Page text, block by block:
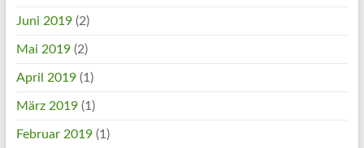
Juni 2019(2)
Mai 2019(2)
April 2019(1)
März 2019(1)
Februar 2019(1)